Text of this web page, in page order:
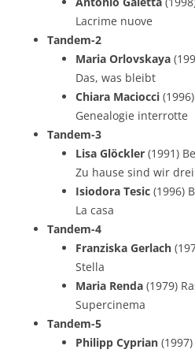
Lacrime nuove
Tandem-2
Maria Orlovskaya
Das, was bleibt
Chiara Maciocci
Genealogie interrotte
Tandem-3
Lisa Glöckler (1991)
Zu hause sind wir drei
Isiodora Tesic (1996)
La casa
Tandem-4
Franziska Gerlach
Stella
Maria Renda (1979)
Supercinema
Tandem-5
Philipp Cyprian